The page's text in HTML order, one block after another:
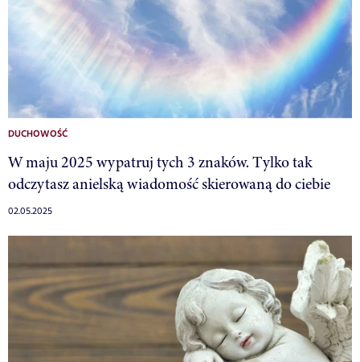
DUCHOWOŚĆ
W maju 2025 wypatruj tych 3 znaków. Tylko tak
odczytasz anielską wiadomość skierowaną do ciebie
02.05.2025